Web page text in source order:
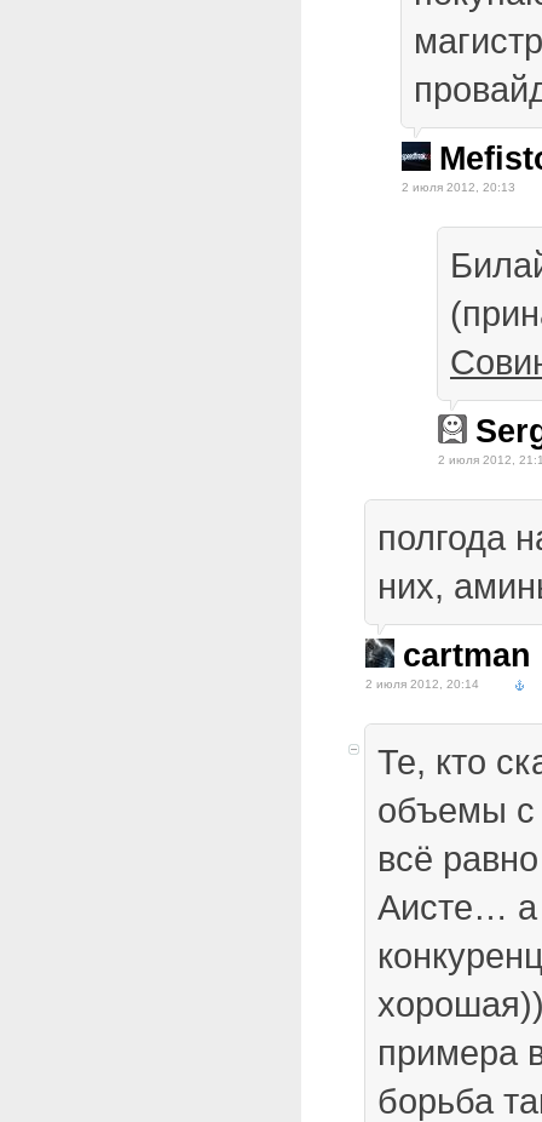
2 июля 2012, 20:13
2 июля 2012,
полгода
них,
cartman
2 июля 2012, 20:14
Те, кто
объемы с
всё
Аисте… а
примера
борьба